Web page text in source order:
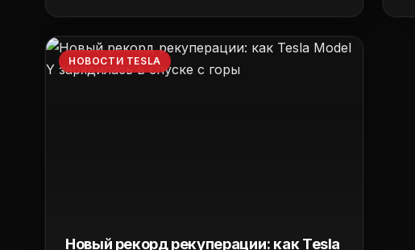
НОВОСТИ TESLA
Новый рекорд рекуперации: как Tesla